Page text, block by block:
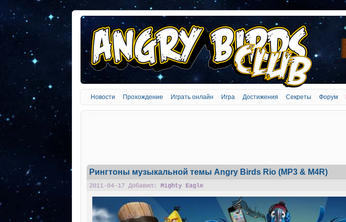
Новости Прохождение Играть онлайн Игра Достижения Секреты Форум
Рингтоны музыкальной темы Angry Birds Rio (MP3 & M4R)
2011-04-17 Добавил: Mighty Eagle